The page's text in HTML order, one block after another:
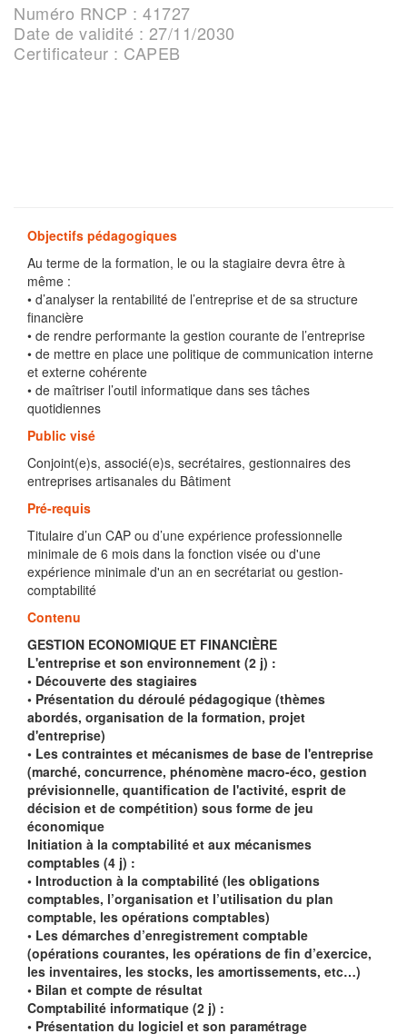
Numéro RNCP : 41727
Date de validité : 27/11/2030
Certificateur : CAPEB
Objectifs pédagogiques
Au terme de la formation, le ou la stagiaire devra être à
même :
• d’analyser la rentabilité de l’entreprise et de sa structure
financière
• de rendre performante la gestion courante de l’entreprise
• de mettre en place une politique de communication interne
et externe cohérente
• de maîtriser l’outil informatique dans ses tâches
quotidiennes
Public visé
Conjoint(e)s, associé(e)s, secrétaires, gestionnaires des
entreprises artisanales du Bâtiment
Pré-requis
Titulaire d’un CAP ou d’une expérience professionnelle
minimale de 6 mois dans la fonction visée ou d'une
expérience minimale d'un an en secrétariat ou gestion-
comptabilité
Contenu
GESTION ECONOMIQUE ET FINANCIÈRE
L'entreprise et son environnement (2 j) :
• Découverte des stagiaires
• Présentation du déroulé pédagogique (thèmes
abordés, organisation de la formation, projet
d'entreprise)
• Les contraintes et mécanismes de base de l'entreprise
(marché, concurrence, phénomène macro-éco, gestion
prévisionnelle, quantification de l'activité, esprit de
décision et de compétition) sous forme de jeu
économique
Initiation à la comptabilité et aux mécanismes
comptables (4 j) :
• Introduction à la comptabilité (les obligations
comptables, l’organisation et l’utilisation du plan
comptable, les opérations comptables)
• Les démarches d’enregistrement comptable
(opérations courantes, les opérations de fin d’exercice,
les inventaires, les stocks, les amortissements, etc…)
• Bilan et compte de résultat
Comptabilité informatique (2 j) :
• Présentation du logiciel et son paramétrage